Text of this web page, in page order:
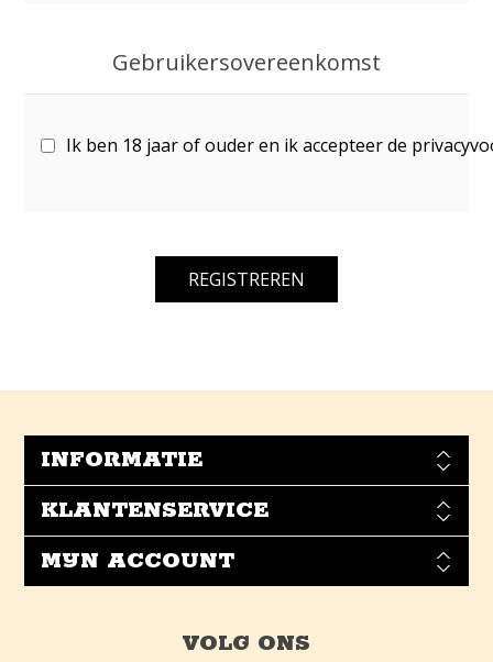
Gebruikersovereenkomst
Ik ben 18 jaar of ouder en ik accepteer de
INFORMATIE
KLANTENSERVICE
MIJN ACCOUNT
VOLG ONS